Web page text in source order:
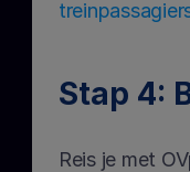
Stap 4:
Reis je met